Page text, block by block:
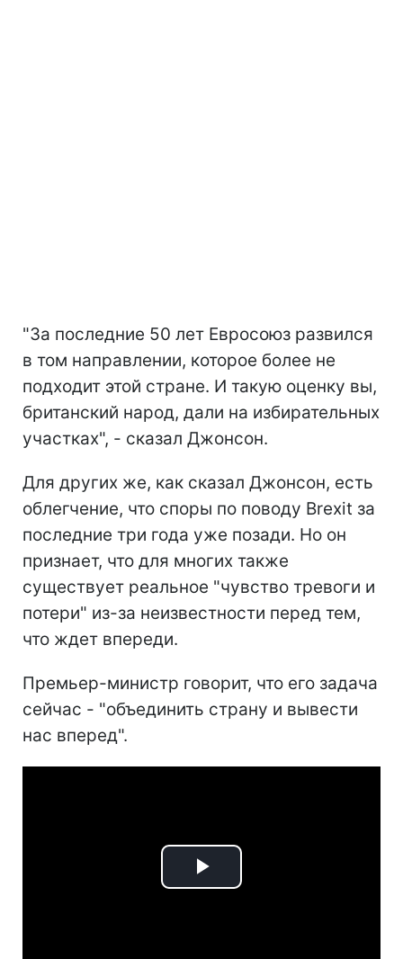
"За последние 50 лет Евросоюз развился
в том направлении, которое более не
подходит этой стране. И такую оценку вы,
британский народ, дали на избирательных
участках", - сказал Джонсон.
Для других же, как сказал Джонсон, есть
облегчение, что споры по поводу Brexit за
последние три года уже позади. Но он
признает, что для многих также
существует реальное "чувство тревоги и
потери" из-за неизвестности перед тем,
что ждет впереди.
Премьер-министр говорит, что его задача
сейчас - "объединить страну и вывести
нас вперед".
Play